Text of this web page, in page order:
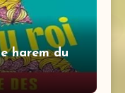
harem du